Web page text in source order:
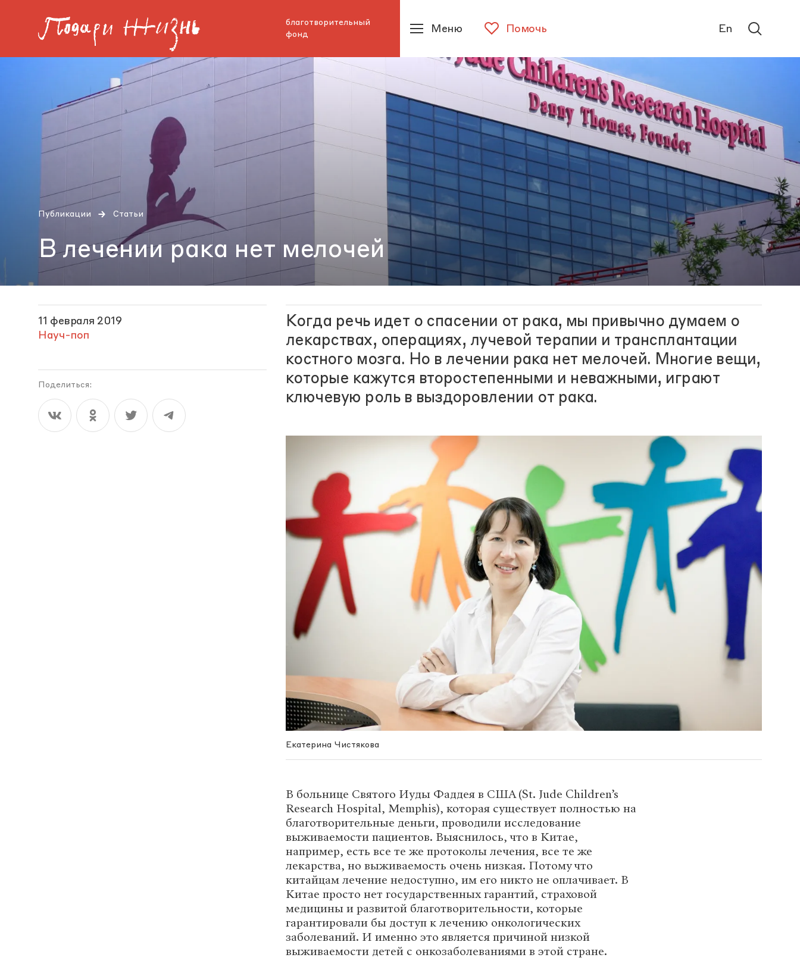
благотворительный
фонд
Помочь
Меню En
Публикации Статьи
В лечении рака нет мелочей
11 февраля 2019
Науч-поп
Поделиться:
Когда речь идет о спасении от рака, мы привычно думаем о
лекарствах, операциях, лучевой терапии и трансплантации
костного мозга. Но в лечении рака нет мелочей. Многие вещи,
которые кажутся второстепенными и неважными, играют
ключевую роль в выздоровлении от рака.
Екатерина Чистякова
В больнице Святого Иуды Фаддея в США (St. Jude Children’s
Research Hospital, Memphis), которая существует полностью на
благотворительные деньги, проводили исследование
выживаемости пациентов. Выяснилось, что в Китае,
например, есть все те же протоколы лечения, все те же
лекарства, но выживаемость очень низкая. Потому что
китайцам лечение недоступно, им его никто не оплачивает. В
Китае просто нет государственных гарантий, страховой
медицины и развитой благотворительности, которые
гарантировали бы доступ к лечению онкологических
заболеваний. И именно это является причиной низкой
выживаемости детей с онкозаболеваниями в этой стране.